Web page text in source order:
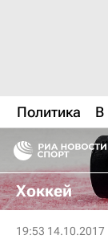
Политика В
Хоккей
19:53 14.10.2017